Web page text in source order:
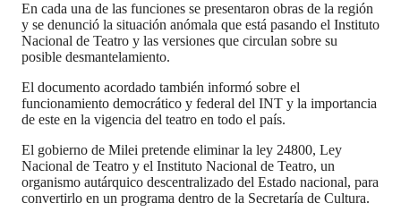
En cada una de las funciones se presentaron obras de la región
y se denunció la situación anómala que está pasando el Instituto
Nacional de Teatro y las versiones que circulan sobre su
posible desmantelamiento.
El documento acordado también informó sobre el
funcionamiento democrático y federal del INT y la importancia
de este en la vigencia del teatro en todo el país.
El gobierno de Milei pretende eliminar la ley 24800, Ley
Nacional de Teatro y el Instituto Nacional de Teatro, un
organismo autárquico descentralizado del Estado nacional, para
convertirlo en un programa dentro de la Secretaría de Cultura.